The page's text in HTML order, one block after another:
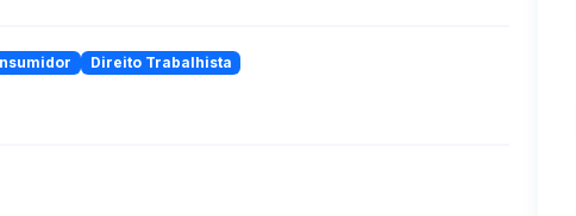
Direito Trabalhista